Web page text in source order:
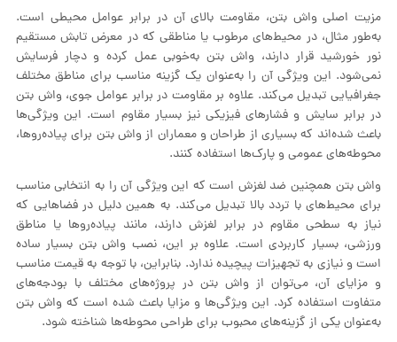
مزیت اصلی واش بتن، مقاومت بالای آن در برابر عوامل محیطی است.
به‌طور مثال، در محیط‌های مرطوب یا مناطقی که در معرض تابش مستقیم
نور خورشید قرار دارند، واش بتن به‌خوبی عمل کرده و دچار فرسایش
نمی‌شود. این ویژگی آن را به‌عنوان یک گزینه مناسب برای مناطق مختلف
جغرافیایی تبدیل می‌کند. علاوه بر مقاومت در برابر عوامل جوی، واش بتن
در برابر سایش و فشارهای فیزیکی نیز بسیار مقاوم است. این ویژگی‌ها
باعث شده‌اند که بسیاری از طراحان و معماران از واش بتن برای پیاده‌روها،
محوطه‌های عمومی و پارک‌ها استفاده کنند.
واش بتن همچنین ضد لغزش است که این ویژگی آن را به انتخابی مناسب
برای محیط‌های با تردد بالا تبدیل می‌کند. به همین دلیل در فضاهایی که
نیاز به سطحی مقاوم در برابر لغزش دارند، مانند پیاده‌روها یا مناطق
ورزشی، بسیار کاربردی است. علاوه بر این، نصب واش بتن بسیار ساده
است و نیازی به تجهیزات پیچیده ندارد. بنابراین، با توجه به قیمت مناسب
و مزایای آن، می‌توان از واش بتن در پروژه‌های مختلف با بودجه‌های
متفاوت استفاده کرد. این ویژگی‌ها و مزایا باعث شده است که واش بتن
به‌عنوان یکی از گزینه‌های محبوب برای طراحی محوطه‌ها شناخته شود.